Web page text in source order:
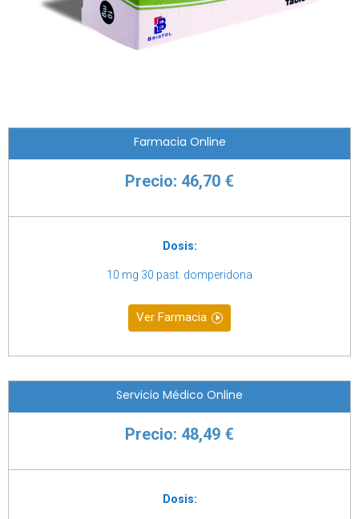
Farmacia Online
Precio: 46,70 €
Dosis:
10 mg 30 past. domperidona
Ver Farmacia
Servicio Médico Online
Precio: 48,49 €
Dosis: